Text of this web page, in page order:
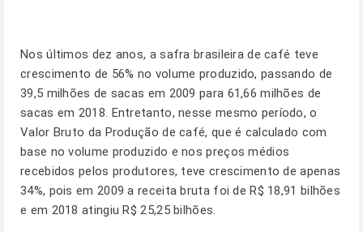
Nos últimos dez anos, a safra brasileira de café teve
crescimento de 56% no volume produzido, passando de
39,5 milhões de sacas em 2009 para 61,66 milhões de
sacas em 2018. Entretanto, nesse mesmo período, o
Valor Bruto da Produção de café, que é calculado com
base no volume produzido e nos preços médios
recebidos pelos produtores, teve crescimento de apenas
34%, pois em 2009 a receita bruta foi de R$ 18,91 bilhões
e em 2018 atingiu R$ 25,25 bilhões.